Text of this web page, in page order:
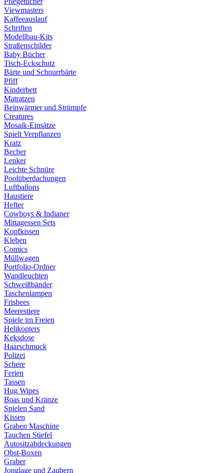
Viewmasters
Kaffeeauslauf
Schriften
Modellbau-Kits
Straßenschilder
Baby Bücher
Tisch-Eckschutz
Bärte und Schnurrbärte
Pfiff
Kinderbett
Matratzen
Beinwärmer und Strümpfe
Creatures
Mosaik-Einsätze
Spielt Verpflanzen
Kratz
Becher
Lenker
Leichte Schnüre
Poolüberdachungen
Luftballons
Haustiere
Hefter
Cowboys & Indianer
Mittagessen Sets
Kopfkissen
Kleben
Comics
Müllwagen
Portfolio-Ordner
Wandleuchten
Schweißbänder
Taschenlampen
Frisbees
Meerestiere
Spiele im Freien
Helikopters
Keksdose
Haarschmuck
Polizei
Schere
Ferien
Tassen
Hug Wipes
Boas und Kränze
Spielen Sand
Kissen
Graben Maschine
Tauchen Stiefel
Autositzabdeckungen
Obst-Boxen
Graber
Jonglage und Zaubern